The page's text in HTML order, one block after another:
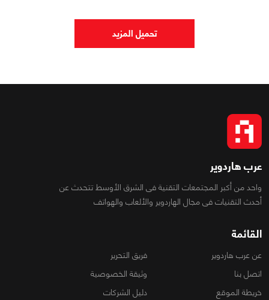
تحميل المزيد
عرب هاردوير
واحد من أكبر المجتمعات التقنية فى الشرق الأوسط تتحدث عن
أحدث التقنيات فى مجال الهاردوير والألعاب والهواتف
القائمة
عن عرب هاردوير
فريق التحرير
اتصل بنا
وثيقة الخصوصية
خريطة الموقع
دليل الشركات